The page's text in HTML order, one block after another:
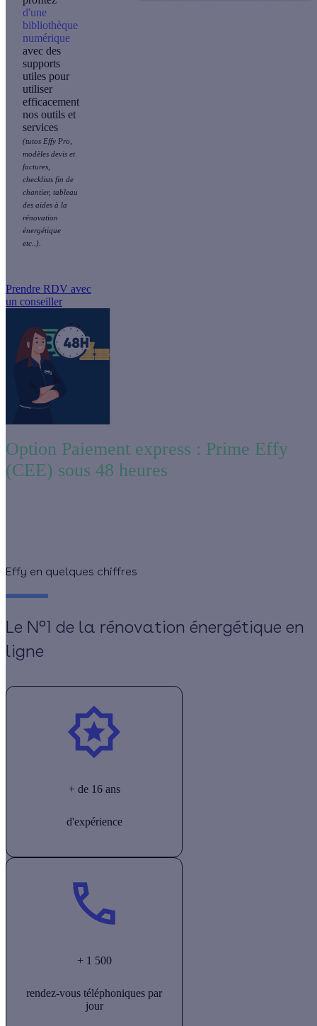
d'une
bibliothèque
numérique
avec des
supports
utiles pour
utiliser
efficacement
nos outils et
services
(tutos Effy Pro,
modèles devis et
factures,
checklists fin de
chantier, tableau
des aides à la
rénovation
énergétique
etc..)
Prendre RDV avec
un conseiller
Option Paiement express : Prime Effy
(CEE) sous 48 heures
Effy en quelques chiffres
Le N°1 de la rénovation énergétique en
ligne
+ de 16 ans
d'expérience
+ 1 500
rendez-vous téléphoniques par
jour